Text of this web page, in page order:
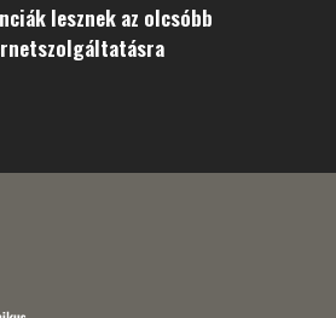
lesznek az olcsóbb